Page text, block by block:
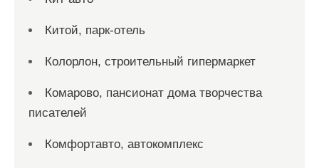
Китой, парк-отель
Колорлон, строительный гипермаркет
Комарово, пансионат дома творчества
писателей
Комфортавто, автокомплекс